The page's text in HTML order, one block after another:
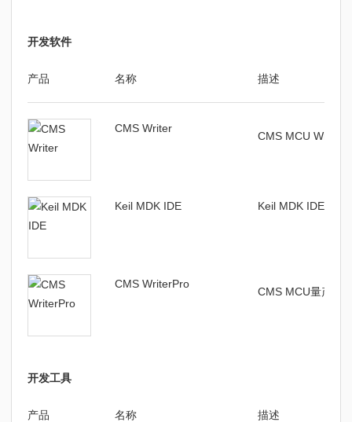
开发软件
产品 名称 描述
CMS Writer
CMS MCU Writer
Keil MDK IDE Keil MDK IDE编译
CMS WriterPro
CMS MCU量产烧
开发工具
产品 名称 描述